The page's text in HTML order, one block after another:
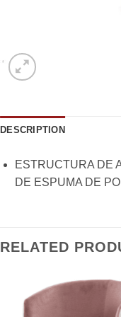
DESCRIPTION
ESTRUCTURA DE
DE ESPUMA DE
RELATED